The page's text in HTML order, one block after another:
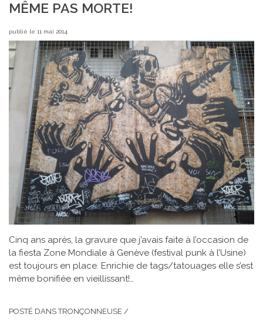
MÊME PAS MORTE!
publié le 11 mai 2014
Cinq ans après, la gravure que j’avais faite à l’occasion de
la fiesta Zone Mondiale à Genève (festival punk à l’Usine)
est toujours en place. Enrichie de tags/tatouages elle s’est
même bonifiée en vieillissant!…
POSTÉ DANSTRONÇONNEUSE /